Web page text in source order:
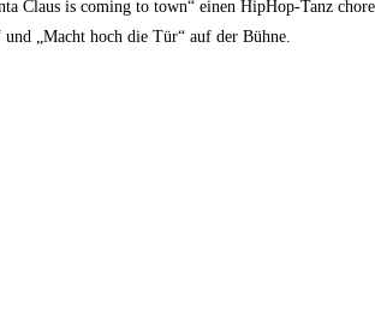
Claus is coming to town“ einen HipHop-Tanz
„Macht hoch die Tür“ auf der Bühne.